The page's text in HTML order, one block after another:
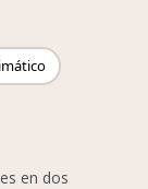
en dos